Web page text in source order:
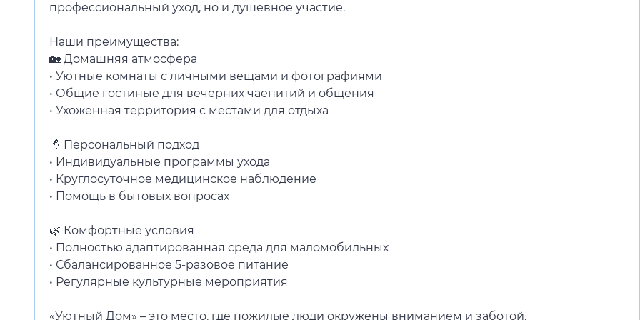
профессиональный уход, но и душевное участие.
Наши преимущества:
🏡 Домашняя атмосфера
• Уютные комнаты с личными вещами и фотографиями
• Общие гостиные для вечерних чаепитий и общения
• Ухоженная территория с местами для отдыха
👵 Персональный подход
• Индивидуальные программы ухода
• Круглосуточное медицинское наблюдение
• Помощь в бытовых вопросах
🌿 Комфортные условия
• Полностью адаптированная среда для маломобильных
• Сбалансированное 5-разовое питание
• Регулярные культурные мероприятия
«Уютный Дом» – это место, где пожилые люди окружены вниманием и заботой.